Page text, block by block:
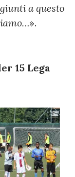
a questo
».
15 Lega